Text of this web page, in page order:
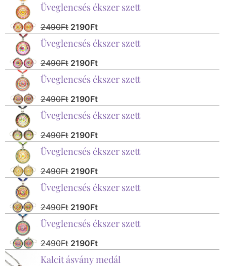
Üveglencsés ékszer szett
2490Ft 2190Ft
Üveglencsés ékszer szett
2490Ft 2190Ft
Üveglencsés ékszer szett
2490Ft 2190Ft
Üveglencsés ékszer szett
2490Ft 2190Ft
Üveglencsés ékszer szett
2490Ft 2190Ft
Üveglencsés ékszer szett
2490Ft 2190Ft
Üveglencsés ékszer szett
2490Ft 2190Ft
Kalcit ásvány medál